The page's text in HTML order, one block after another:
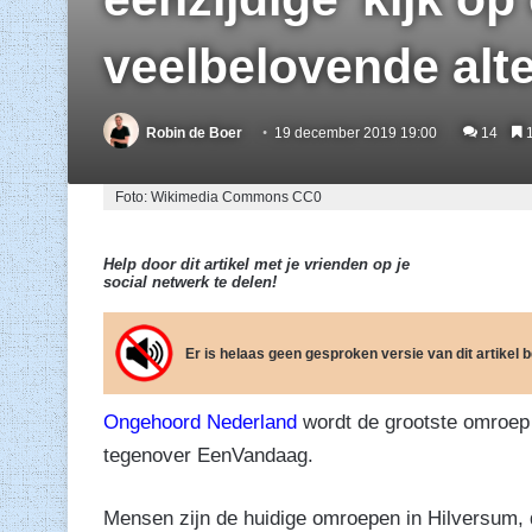
veelbelovende
Robin de Boer 19 december 2019 19:00 14
Foto: Wikimedia Commons CC0
Help door dit artikel met je vrienden op je
social netwerk te delen!
Er is helaas geen gesproken versie van dit artikel
Ongehoord Nederland wordt de grootste
tegenover EenVandaag.
Mensen zijn de huidige omroepen in